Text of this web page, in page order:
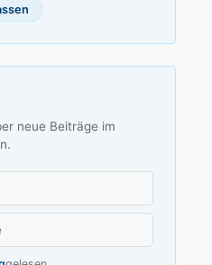
neue Beiträge im